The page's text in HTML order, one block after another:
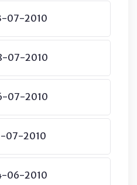
07-2010
07-2010
07-2010
07-2010
06-2010